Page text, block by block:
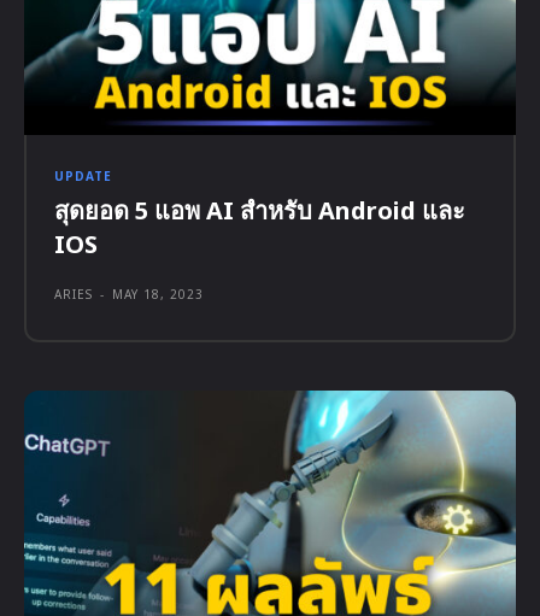
UPDATE
สุดยอด 5 แอพ AI สำหรับ Android และ
IOS
ARIES - MAY 18, 2023